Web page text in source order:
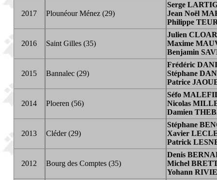
2017 Plounéour Ménez (29)
Serge
Jean Noël
Philippe
2016 Saint Gilles (35)
Julien
Maxime
Benjamin
2015 Bannalec (29)
Frédéric
Stéphane
Patrice
2014 Ploeren (56)
Séfo
Nicolas
Damien
2013 Cléder (29)
Stéphane
Xavier
Patrick
2012 Bourg des Comptes (35)
Denis
Michel
Yohann